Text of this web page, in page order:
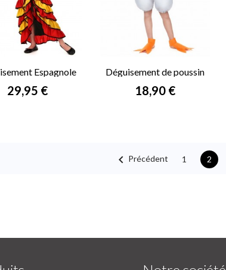
Espagnole
fille
Prix
29,95 €
Déguisement de poussin
enfant
Prix
18,90 €
 Précédent 1 2